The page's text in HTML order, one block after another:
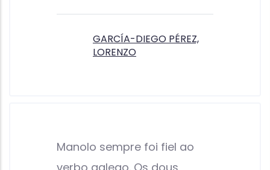
GARCÍA-DIEGO PÉREZ,
LORENZO
Manolo sempre foi fiel ao